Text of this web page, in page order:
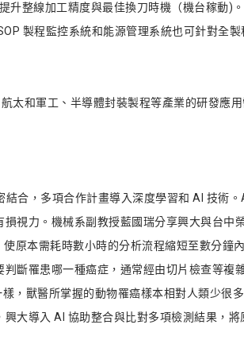
升整線加工精度與最佳換刀時機（機台稼動)
製程監控系統和能源管理系統也可針對全製
太和軍工、半導體封裝製程等產業的研發應用
合，多項合作計畫導入深度學習和 AI 技術。
視力。機械系副教授藍國瑞分享興大與台中
原本需耗時數小時的分析流程縮短至數分鐘
斷罹患哪一種癌症，通常經由切片檢查等複
，獸醫所掌握的動物罹癌樣本相對人類少很
大導入 AI 協助整合與比對多項檢測結果，將